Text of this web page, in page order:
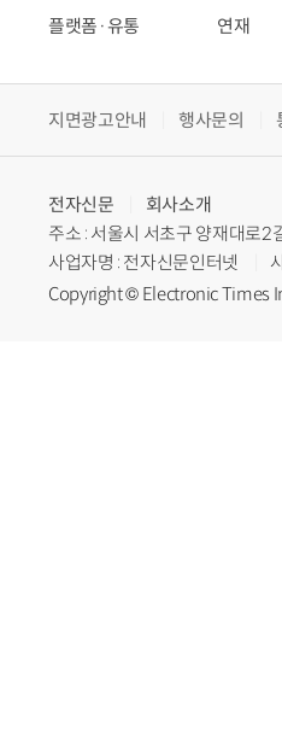
플랫폼·유통
연재
지면광고안내 행사문의
전자신문
회사소개
주소 : 서울시 서초구 양재대로
사업자명 : 전자신문인터넷
Copyright © Electronic Times